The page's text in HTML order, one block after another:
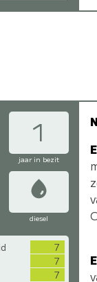
1
jaar in bezit
diesel
7
7
7